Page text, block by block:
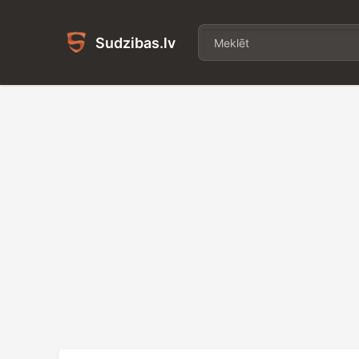
Sudzibas.lv